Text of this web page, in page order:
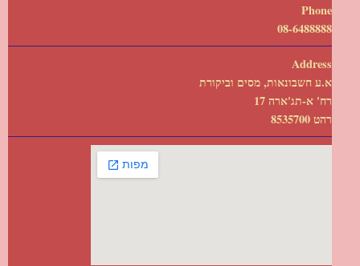
Phone
08-6488888
Address
א.ע חשבונאות, מסים וביקורת
רח' א-תג'ארה 17
רהט 8535700